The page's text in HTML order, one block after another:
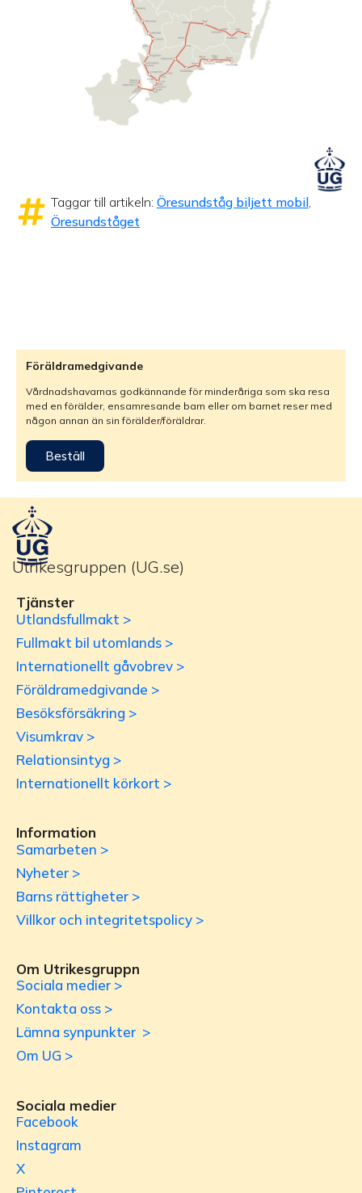
Taggar till artikeln: Öresundståg biljett mobil,
Öresundståget
Föräldramedgivande
Vårdnadshavarnas godkännande för minderåriga som ska resa
med en förälder, ensamresande barn eller om barnet reser med
någon annan än sin förälder/föräldrar.
Beställ
Utrikesgruppen (UG.se)
Tjänster
Utlandsfullmakt >
Fullmakt bil utomlands >
Internationellt gåvobrev >
Föräldramedgivande >
Besöksförsäkring >
Visumkrav >
Relationsintyg >
Internationellt körkort >
Information
Samarbeten >
Nyheter >
Barns rättigheter >
Villkor och integritetspolicy >
Om Utrikesgruppn
Sociala medier >
Kontakta oss >
Lämna synpunkter >
Om UG >
Sociala medier
Facebook
Instagram
X